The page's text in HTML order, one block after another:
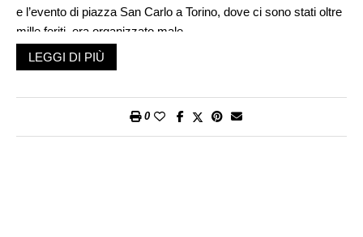
e l’evento di piazza San Carlo a Torino, dove ci sono stati oltre
mille feriti, era organizzato male.
Se è proprio necessario – ai tempi dell’Isis e della paura
dell’Isis – tenere un grande assembramento in una piazza
meglio ancora allo stadio come hanno fatto a Madrid), occorre
LEGGI DI PIÙ
0